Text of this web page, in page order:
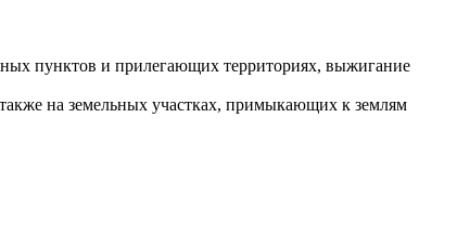
пунктов и прилегающих территориях, выжигание
на земельных участках, примыкающих к землям